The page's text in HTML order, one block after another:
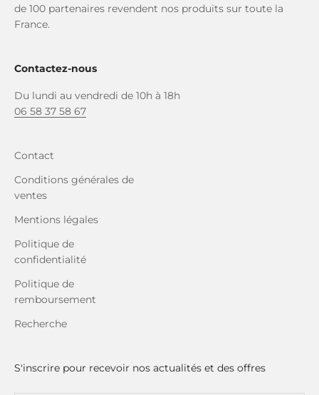
de 100 partenaires revendent nos produits sur toute la
France.
Contactez-nous
Du lundi au vendredi de 10h à 18h
06 58 37 58 67
Contact
Conditions générales de
ventes
Mentions légales
Politique de
confidentialité
Politique de
remboursement
Recherche
S'inscrire pour recevoir nos actualités et des offres